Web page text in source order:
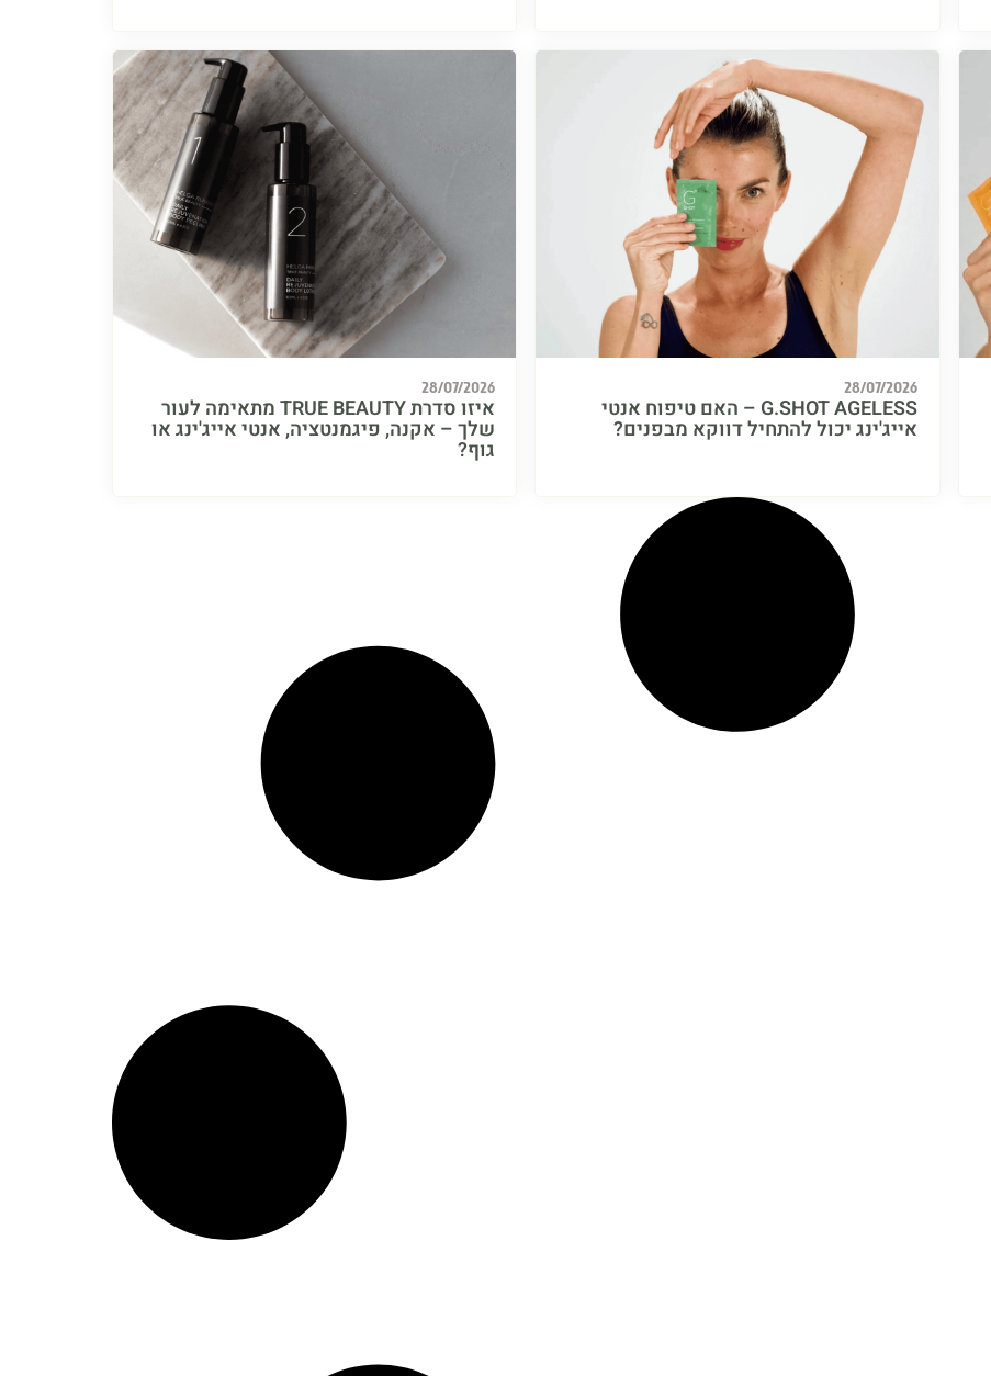
28/07/2026
G.SHOT AGELESS – האם טיפוח אנטי
אייג'ינג יכול להתחיל דווקא מבפנים?
28/07/2026
איזו סדרת TRUE BEAUTY מתאימה לעור
שלך – אקנה, פיגמנטציה, אנטי אייג'ינג או
גוף?